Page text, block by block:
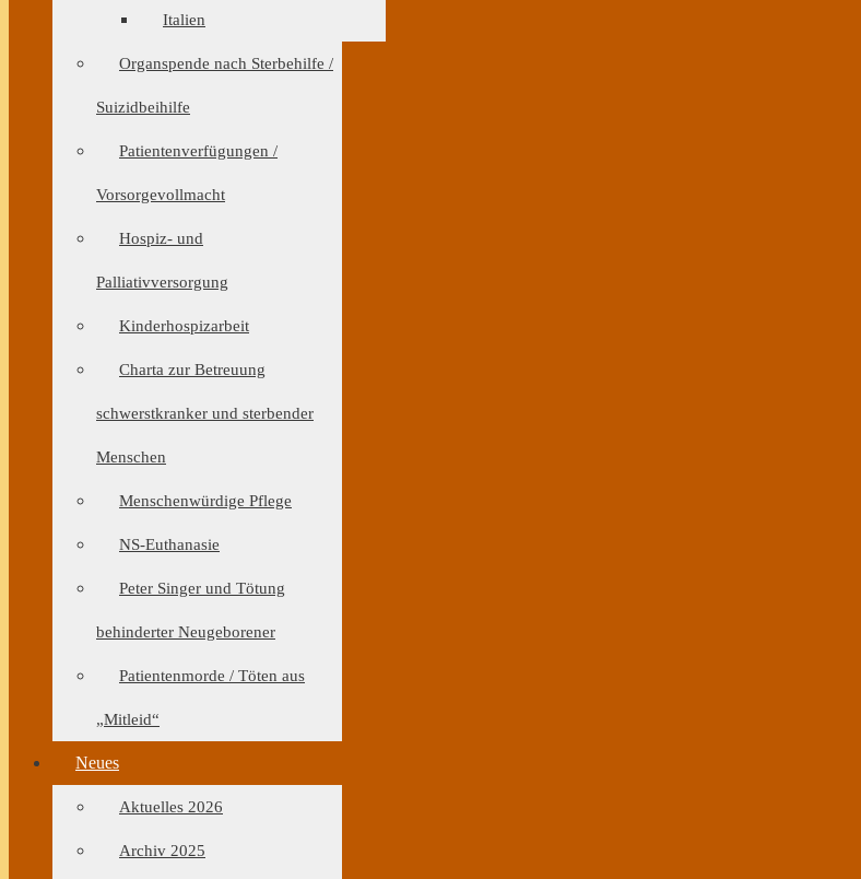
Italien
Organspende nach Sterbehilfe /
Suizidbeihilfe
Patientenverfügungen /
Vorsorgevollmacht
Hospiz- und
Palliativversorgung
Kinderhospizarbeit
Charta zur Betreuung
schwerstkranker und sterbender
Menschen
Menschenwürdige Pflege
NS-Euthanasie
Peter Singer und Tötung
behinderter Neugeborener
Patientenmorde / Töten aus
„Mitleid“
Neues
Aktuelles 2026
Archiv 2025